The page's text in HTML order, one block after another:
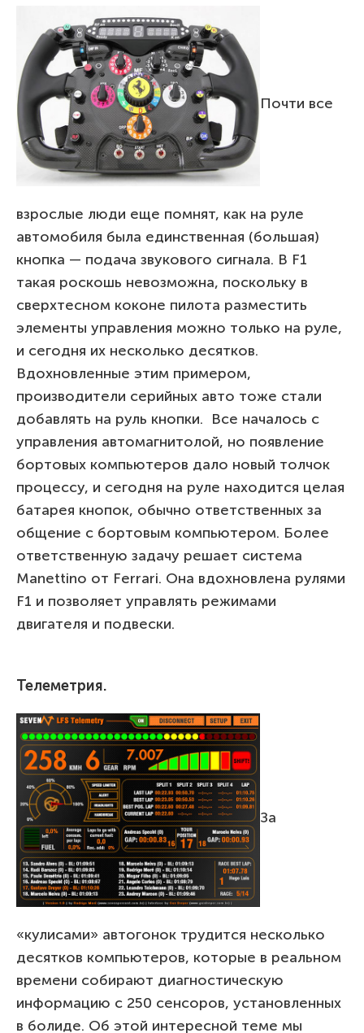
Почти все
взрослые люди еще помнят, как на руле
автомобиля была единственная (большая)
кнопка — подача звукового сигнала. В F1
такая роскошь невозможна, поскольку в
сверхтесном коконе пилота разместить
элементы управления можно только на руле,
и сегодня их несколько десятков.
Вдохновленные этим примером,
производители серийных авто тоже стали
добавлять на руль кнопки. Все началось с
управления автомагнитолой, но появление
бортовых компьютеров дало новый толчок
процессу, и сегодня на руле находится целая
батарея кнопок, обычно ответственных за
общение с бортовым компьютером. Более
ответственную задачу решает система
Manettino от Ferrari. Она вдохновлена рулями
F1 и позволяет управлять режимами
двигателя и подвески.
Телеметрия.
За
«кулисами» автогонок трудится несколько
десятков компьютеров, которые в реальном
времени собирают диагностическую
информацию с 250 сенсоров, установленных
в болиде. Об этой интересной теме мы